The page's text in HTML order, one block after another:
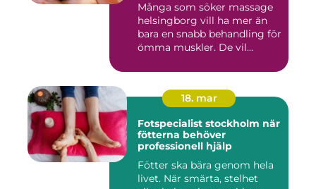
Många som söker massage
helsingborg vill ha mer än
bara en snabb behandling för
ömma muskler. De vil...
18. mar
Fotspecialist stockholm när
fötterna behöver
professionell hjälp
Fötter ska bära genom hela
livet. När smärta, stelhet